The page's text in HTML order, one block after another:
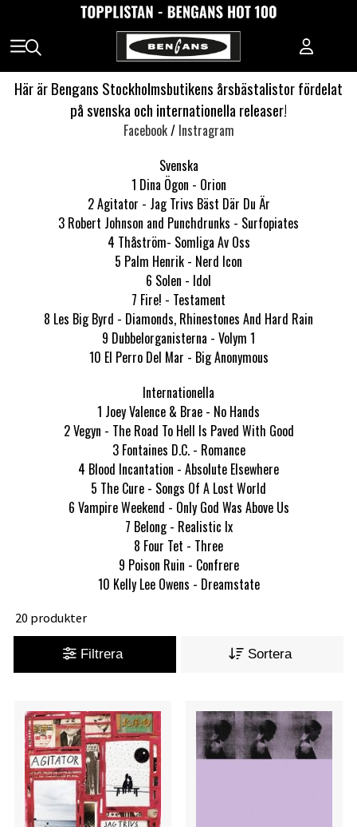
Här är Bengans Stockholmsbutikens årsbästalistor fördelat
på svenska och internationella releaser!
Facebook/ Instragram
Svenska
1 Dina Ögon - Orion
2 Agitator - Jag Trivs Bäst Där Du Är
3 Robert Johnson and Punchdrunks - Surfopiates
4 Thåström- Somliga Av Oss
5 Palm Henrik - Nerd Icon
6 Solen - Idol
7 Fire! - Testament
8 Les Big Byrd - Diamonds, Rhinestones And Hard Rain
9 Dubbelorganisterna - Volym 1
10 El Perro Del Mar - Big Anonymous
Internationella
1 Joey Valence & Brae - No Hands
2 Vegyn - The Road To Hell Is Paved With Good
3 Fontaines D.C. - Romance
4 Blood Incantation - Absolute Elsewhere
5 The Cure - Songs Of A Lost World
6 Vampire Weekend - Only God Was Above Us
7 Belong - Realistic Ix
8 Four Tet - Three
9 Poison Ruin - Confrere
10 Kelly Lee Owens - Dreamstate
20 produkter
Filtrera Sortera